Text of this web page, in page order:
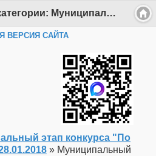
ГАЛЕРЕЯ - Вид категории: Муниципальный этап конкурса "По следам Жюля Верна" 28.01.2018 - Фото: Муниципальный этап конкурса "По следам Жюля Верна" 28.01.2018_21 - Департамент образования Администрации г. Саров
ВЕРСИЯ САЙТА
этап конкурса "По
» Муниципальный